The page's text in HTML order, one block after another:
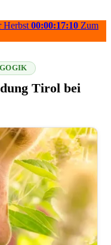
Herbst 00:00:17:09 Zum
Tirol bei